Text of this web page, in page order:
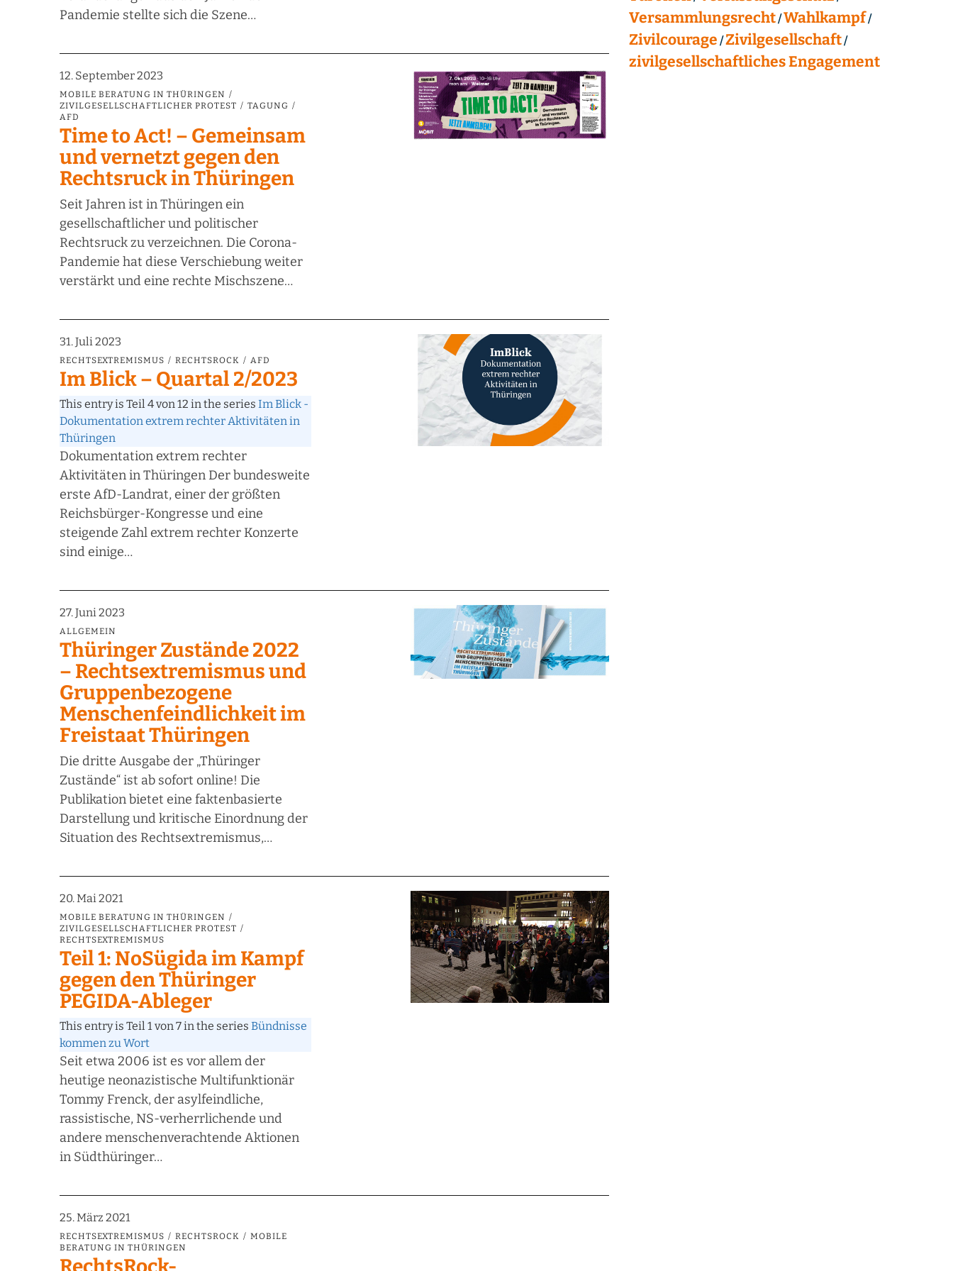
Pandemie stellte sich die Szene…
12. September 2023
MOBILE BERATUNG IN THÜRINGEN
ZIVILGESELLSCHAFTLICHER PROTEST
TAGUNG
AFD
Time to Act! – Gemeinsam
und vernetzt gegen den
Rechtsruck in Thüringen
Seit Jahren ist in Thüringen ein
gesellschaftlicher und politischer
Rechtsruck zu verzeichnen. Die Corona-
Pandemie hat diese Verschiebung weiter
verstärkt und eine rechte Mischszene…
31. Juli 2023
RECHTSEXTREMISMUS RECHTSROCK AFD
Im Blick – Quartal 2/2023
This entry is Teil 4 von 12 in the series Im Blick -
Dokumentation extrem rechter Aktivitäten in
Thüringen
Dokumentation extrem rechter
Aktivitäten in Thüringen Der bundesweite
erste AfD-Landrat, einer der größten
Reichsbürger-Kongresse und eine
steigende Zahl extrem rechter Konzerte
sind einige…
27. Juni 2023
ALLGEMEIN
Thüringer Zustände 2022
– Rechtsextremismus und
Gruppenbezogene
Menschenfeindlichkeit im
Freistaat Thüringen
Die dritte Ausgabe der „Thüringer
Zustände“ ist ab sofort online! Die
Publikation bietet eine faktenbasierte
Darstellung und kritische Einordnung der
Situation des Rechtsextremismus,…
20. Mai 2021
MOBILE BERATUNG IN THÜRINGEN
ZIVILGESELLSCHAFTLICHER PROTEST
RECHTSEXTREMISMUS
Teil 1: NoSügida im Kampf
gegen den Thüringer
PEGIDA-Ableger
This entry is Teil 1 von 7 in the series Bündnisse
kommen zu Wort
Seit etwa 2006 ist es vor allem der
heutige neonazistische Multifunktionär
Tommy Frenck, der asylfeindliche,
rassistische, NS-verherrlichende und
andere menschenverachtende Aktionen
in Südthüringer…
25. März 2021
RECHTSEXTREMISMUS RECHTSROCK
MOBILE
BERATUNG IN THÜRINGEN
Versammlungsrecht Wahlkampf
Zivilcourage Zivilgesellschaft
zivilgesellschaftliches Engagement